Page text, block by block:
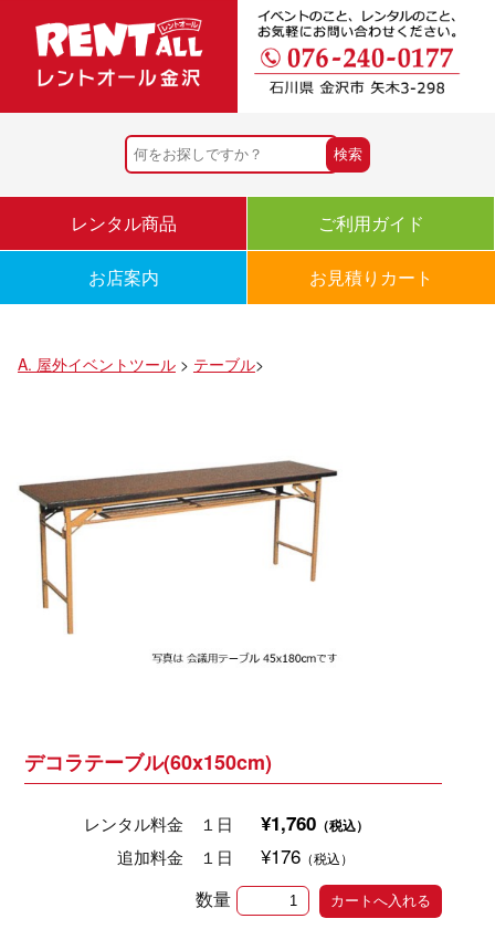
レンタル商品 ご利用ガイド
お店案内 お見積りカート
A. 屋外イベントツール> テーブル>
デコラテーブル(60x150cm)
レンタル料金 １日 ¥1,760 （税込）
追加料金 １日 ¥176 （税込）
数量